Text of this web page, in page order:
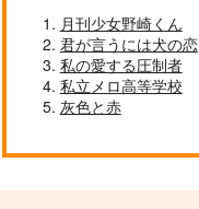
月刊少女野崎くん
君が言うには犬の恋
私の愛する圧制者
私立メロ高等学校
灰色と赤